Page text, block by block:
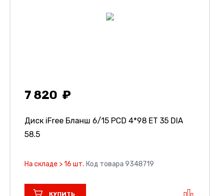
7 820
Диск iFree Бланш 6/15 PCD 4*98 ET 35 DIA
58.5
На складе > 16 шт. Код товара 9348719
КУПИТЬ